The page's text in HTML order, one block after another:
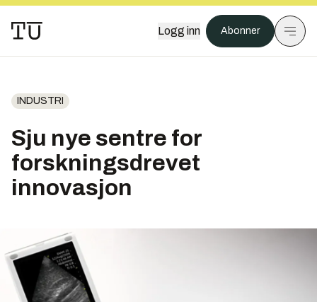
Logg inn Abonner
INDUSTRI
Sju nye sentre for
forskningsdrevet
innovasjon